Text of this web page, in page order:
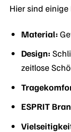
Hier sind
Material:
Design:
zeitlose
ESPRIT